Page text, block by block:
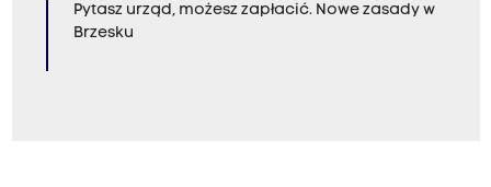
Pytasz urząd, możesz zapłacić. Nowe zasady w
Brzesku